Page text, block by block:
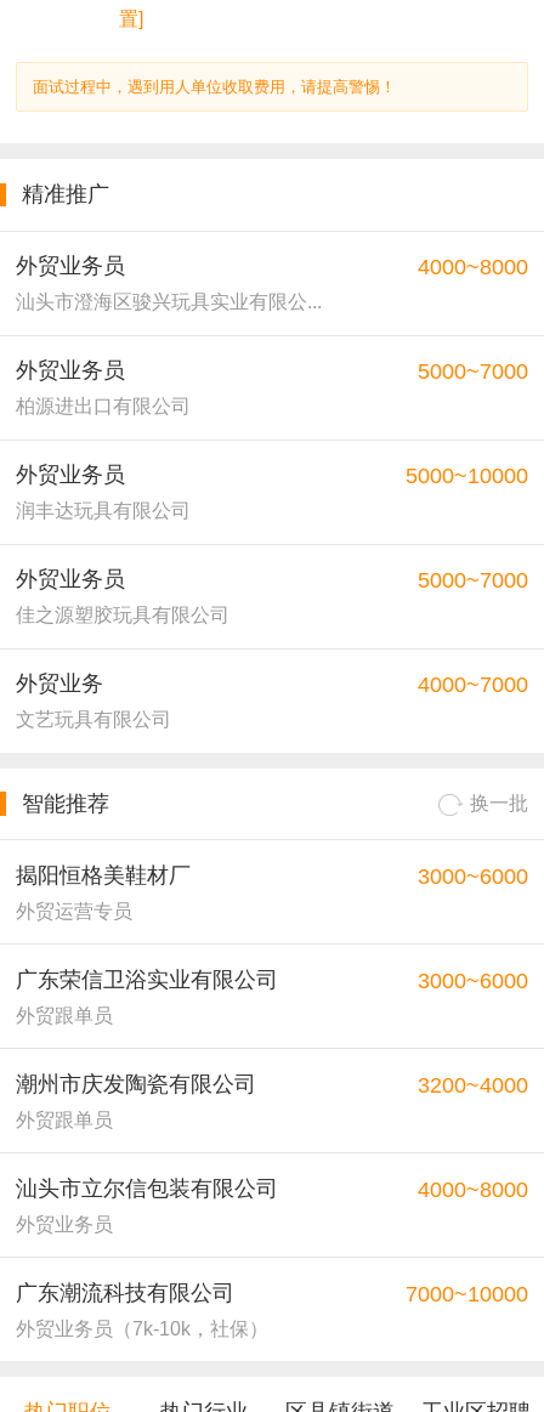
置]
面试过程中，遇到用人单位收取费用，请提高警惕！
精准推广
外贸业务员
汕头市澄海区骏兴玩具实业有限公...
4000~8000
外贸业务员
柏源进出口有限公司
5000~7000
外贸业务员
润丰达玩具有限公司
5000~10000
外贸业务员
佳之源塑胶玩具有限公司
5000~7000
外贸业务
文艺玩具有限公司
4000~7000
智能推荐 换一批
揭阳恒格美鞋材厂
外贸运营专员
3000~6000
广东荣信卫浴实业有限公司
外贸跟单员
3000~6000
潮州市庆发陶瓷有限公司
外贸跟单员
3200~4000
汕头市立尔信包装有限公司
外贸业务员
4000~8000
广东潮流科技有限公司
外贸业务员（7k-10k，社保）
7000~10000